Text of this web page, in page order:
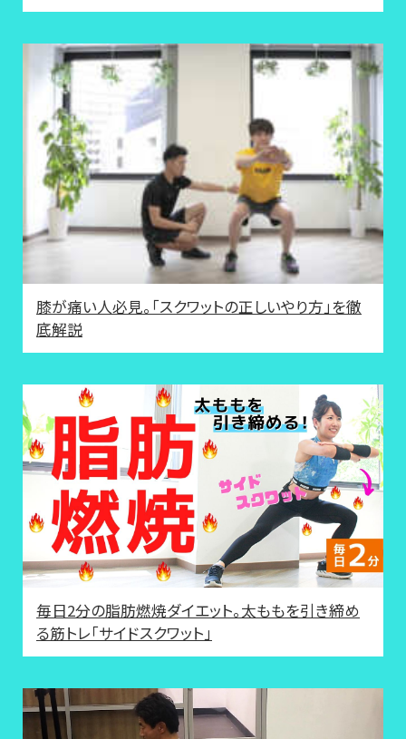
膝が痛い人必見。「スクワットの正しいやり方」を徹
底解説
毎日2分の脂肪燃焼ダイエット。太ももを引き締め
る筋トレ「サイドスクワット」